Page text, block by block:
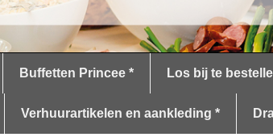
Buffetten Princee * Los bij te
Verhuurartikelen en aankleding *